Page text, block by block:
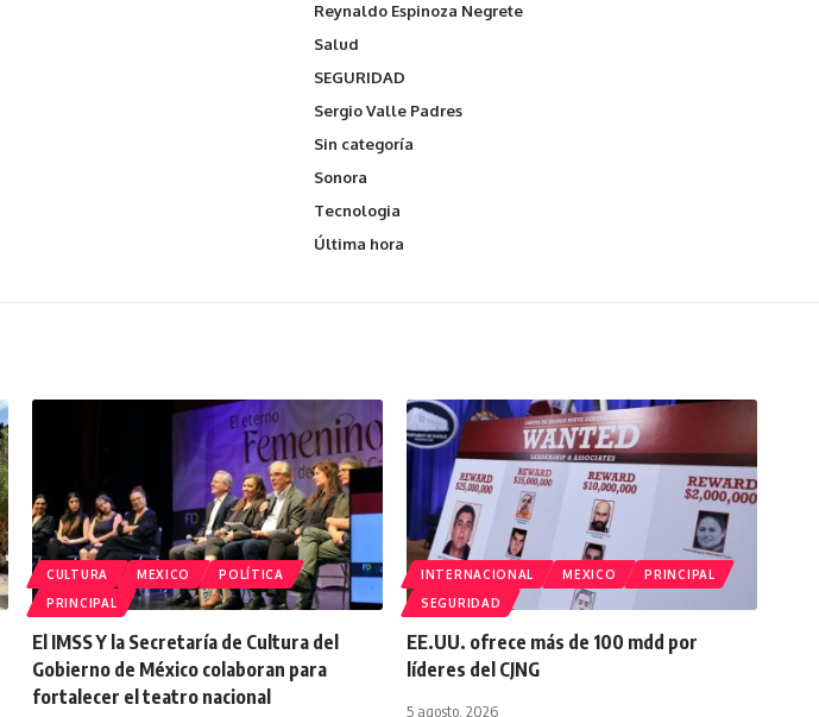
Reynaldo Espinoza Negrete
Salud
SEGURIDAD
Sergio Valle Padres
Sin categoría
Sonora
Tecnologia
Última hora
CULTURA MEXICO
POLÍTICA
PRINCIPAL
El IMSS Y la Secretaría de Cultura del
Gobierno de México colaboran para
fortalecer el teatro nacional
INTERNACIONAL MEXICO
PRINCIPAL
SEGURIDAD
EE.UU. ofrece más de 100 mdd por
líderes del CJNG
5 agosto, 2026